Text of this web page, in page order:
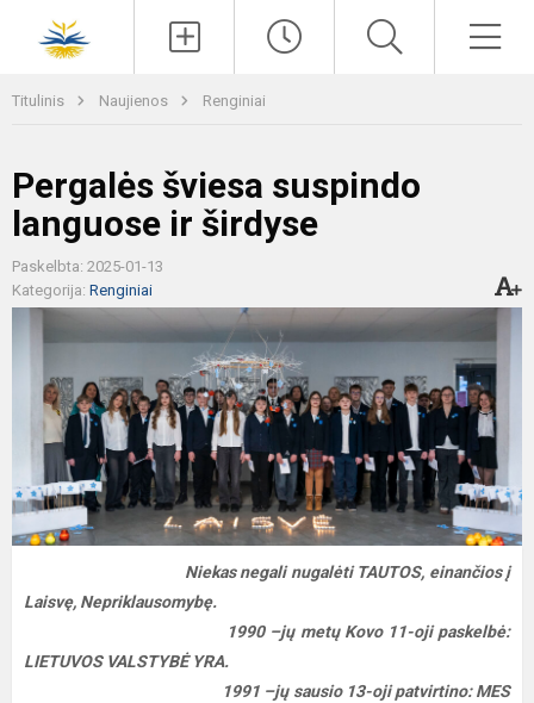
Titulinis Naujienos Renginiai
Pergalės šviesa suspindo
languose ir širdyse
Paskelbta: 2025-01-13
Kategorija: Renginiai
Niekas negali nugalėti TAUTOS, einančios į
Laisvę, Nepriklausomybę.
1990 –jų metų Kovo 11-oji paskelbė:
LIETUVOS VALSTYBĖ YRA.
1991 –jų sausio 13-oji patvirtino: MES